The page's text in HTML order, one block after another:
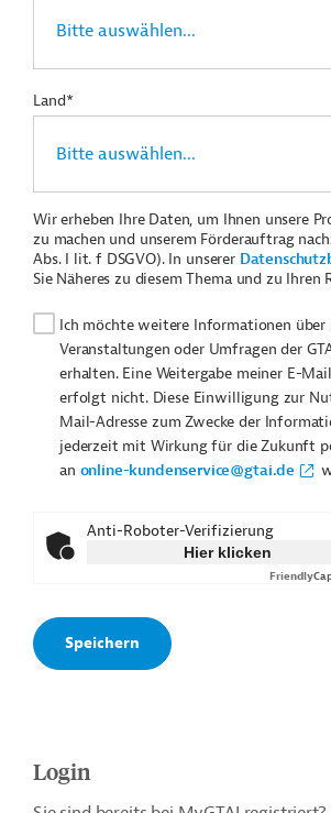
Land*
Wir erheben Ihre Daten, um Ihnen unsere
zu machen und unserem Förderauftrag
Abs. I lit. f DSGVO). In unserer
Sie Näheres zu diesem Thema und zu Ihren
Ich möchte weitere Informationen über
Veranstaltungen oder Umfragen der
erhalten. Eine Weitergabe meiner E-
erfolgt nicht. Diese Einwilligung zur
Mail-Adresse zum Zwecke der
jederzeit mit Wirkung für die Zukunft
an online-kundenservice@gtai.de
Anti-Roboter-Verifizierung
Hier klicken
Friendly
Login